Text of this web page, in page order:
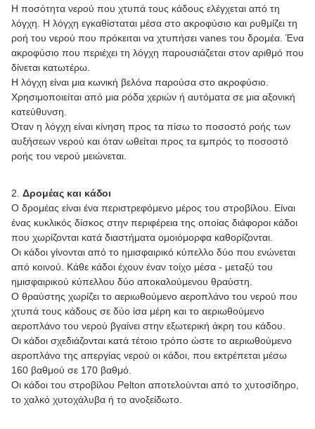
Η ποσότητα νερού που χτυπά τους κάδους ελέγχεται από τη
λόγχη. Η λόγχη εγκαθίσταται μέσα στο ακροφύσιο και ρυθμίζει τη
ροή του νερού που πρόκειται να χτυπήσει vanes του δρομέα. Ένα
ακροφύσιο που περιέχει τη λόγχη παρουσιάζεται στον αριθμό που
δίνεται κατωτέρω.
Η λόγχη είναι μια κωνική βελόνα παρούσα στο ακροφύσιο.
Χρησιμοποιείται από μια ρόδα χεριών ή αυτόματα σε μια αξονική
κατεύθυνση.
Όταν η λόγχη είναι κίνηση προς τα πίσω το ποσοστό ροής των
αυξήσεων νερού και όταν ωθείται προς τα εμπρός το ποσοστό
ροής του νερού μειώνεται.
2. Δρομέας και κάδοι
Ο δρομέας είναι ένα περιστρεφόμενο μέρος του στροβίλου. Είναι
ένας κυκλικός δίσκος στην περιφέρεια της οποίας διάφοροι κάδοι
που χωρίζονται κατά διαστήματα ομοιόμορφα καθορίζονται.
Οι κάδοι γίνονται από το ημισφαιρικό κύπελλο δύο που ενώνεται
από κοινού. Κάθε κάδοι έχουν έναν τοίχο μέσα - μεταξύ του
ημισφαιρικού κύπελλου δύο αποκαλούμενου θραύστη.
Ο θραύστης χωρίζει το αεριωθούμενο αεροπλάνο του νερού που
χτυπά τους κάδους σε δύο ίσα μέρη και το αεριωθούμενο
αεροπλάνο του νερού βγαίνει στην εξωτερική άκρη του κάδου.
Οι κάδοι σχεδιάζονται κατά τέτοιο τρόπο ώστε το αεριωθούμενο
αεροπλάνο της απεργίας νερού οι κάδοι, που εκτρέπεται μέσω
160 βαθμού σε 170 βαθμό.
Οι κάδοι του στροβίλου Pelton αποτελούνται από το χυτοσίδηρο,
το χαλκό χυτοχάλυβα ή το ανοξείδωτο.